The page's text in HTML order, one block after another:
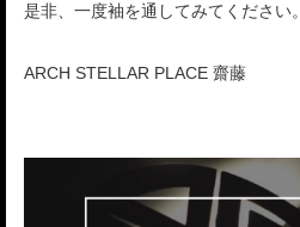
是非、一度袖を通してみてください。
ARCH STELLAR PLACE 齋藤